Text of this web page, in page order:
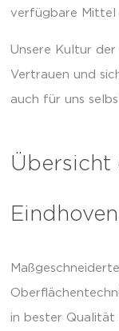
verfügbare Mittel
Unsere Kultur
Vertrauen und
auch für uns
Übersicht
in bester Qualität